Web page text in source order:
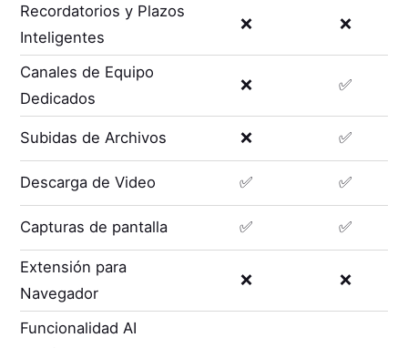
Recordatorios y Plazos
Inteligentes
❌ ❌
Canales de Equipo
Dedicados
❌ ✅
Subidas de Archivos ❌ ✅
Descarga de Video ✅ ✅
Capturas de pantalla ✅ ✅
Extensión para
Navegador
❌ ❌
Funcionalidad AI